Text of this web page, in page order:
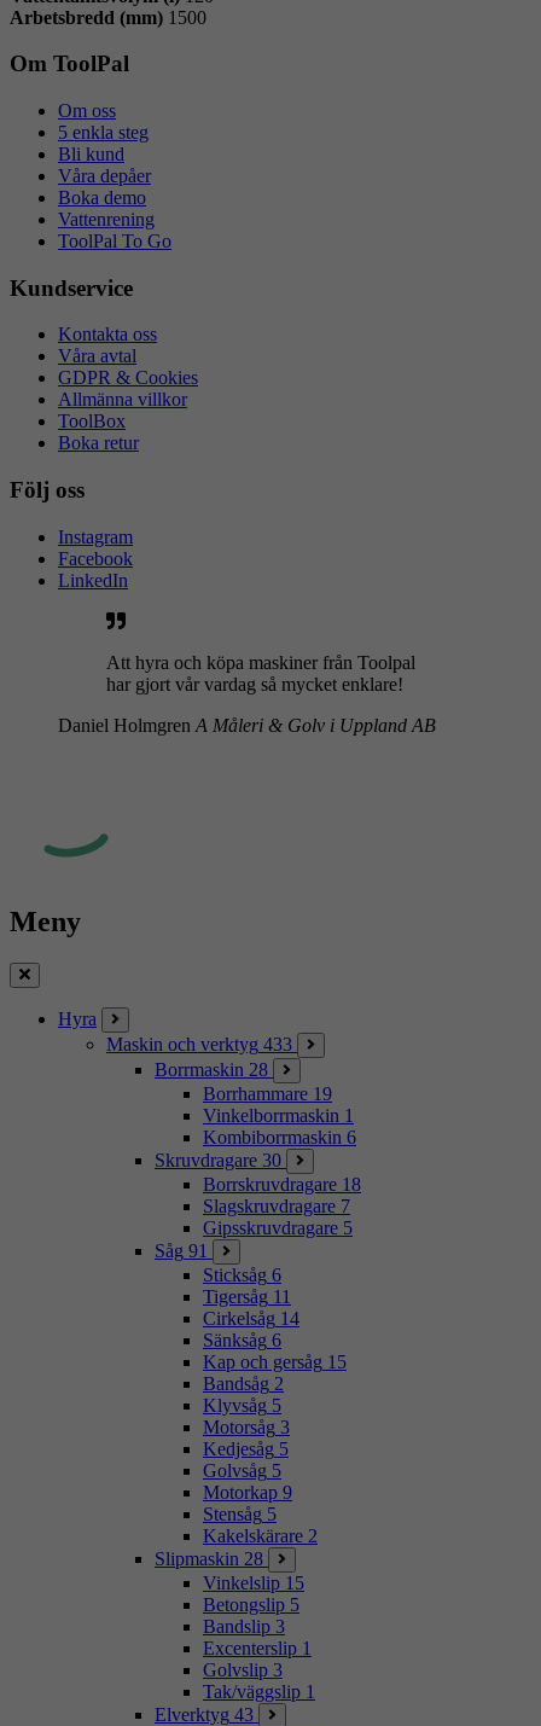
Arbetsbredd (mm) 1500
Om ToolPal
Om oss
5 enkla steg
Bli kund
Våra depåer
Boka demo
Vattenrening
ToolPal To Go
Kundservice
Kontakta oss
Våra avtal
GDPR & Cookies
Allmänna villkor
ToolBox
Boka retur
Följ oss
Instagram
Facebook
LinkedIn
Att hyra och köpa maskiner från Toolpal
har gjort vår vardag så mycket enklare!
Daniel Holmgren A Måleri & Golv i Uppland AB
Meny
Stäng
Hyra
Maskin och verktyg 433
Borrmaskin 28
Borrhammare 19
Vinkelborrmaskin 1
Kombiborrmaskin 6
Skruvdragare 30
Borrskruvdragare 18
Slagskruvdragare 7
Gipsskruvdragare 5
Såg 91
Sticksåg 6
Tigersåg 11
Cirkelsåg 14
Sänksåg 6
Kap och gersåg 15
Bandsåg 2
Klyvsåg 5
Motorsåg 3
Kedjesåg 5
Golvsåg 5
Motorkap 9
Stensåg 5
Kakelskärare 2
Slipmaskin 28
Vinkelslip 15
Betongslip 5
Bandslip 3
Excenterslip 1
Golvslip 3
Tak/väggslip 1
Elverktyg 43